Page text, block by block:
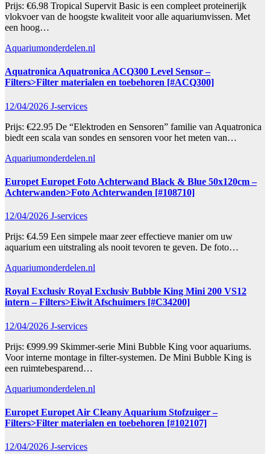
Prijs: €6.98 Tropical Supervit Basic is een compleet proteinerijk
vlokvoer van de hoogste kwaliteit voor alle aquariumvissen. Met
een hoog…
Aquariumonderdelen.nl
Aquatronica Aquatronica ACQ300 Level Sensor –
Filters>Filter materialen en toebehoren [#ACQ300]
12/04/2026 J-services
Prijs: €22.95 De “Elektroden en Sensoren” familie van Aquatronica
biedt een scala van sondes en sensoren voor het meten van…
Aquariumonderdelen.nl
Europet Europet Foto Achterwand Black & Blue 50x120cm –
Achterwanden>Foto Achterwanden [#108710]
12/04/2026 J-services
Prijs: €4.59 Een simpele maar zeer effectieve manier om uw
aquarium een uitstraling als nooit tevoren te geven. De foto…
Aquariumonderdelen.nl
Royal Exclusiv Royal Exclusiv Bubble King Mini 200 VS12
intern – Filters>Eiwit Afschuimers [#C34200]
12/04/2026 J-services
Prijs: €999.99 Skimmer-serie Mini Bubble King voor aquariums.
Voor interne montage in filter-systemen. De Mini Bubble King is
een ruimtebesparend…
Aquariumonderdelen.nl
Europet Europet Air Cleany Aquarium Stofzuiger –
Filters>Filter materialen en toebehoren [#102107]
12/04/2026 J-services